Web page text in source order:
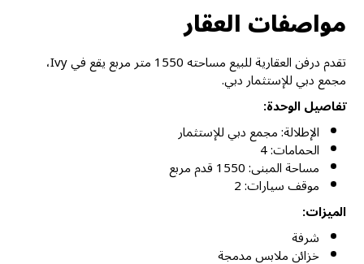
مواصفات العقار
تقدم درفن العقارية للبيع مساحته 1550 متر مربع يقع في Ivy،
مجمع دبي للإستثمار دبي.
تفاصيل الوحدة:
الإطلالة: مجمع دبي للإستثمار
الحمامات: 4
مساحة المبنى: 1550 قدم مربع
موقف سيارات: 2
الميزات:
شرفة
خزائن ملابس مدمجة